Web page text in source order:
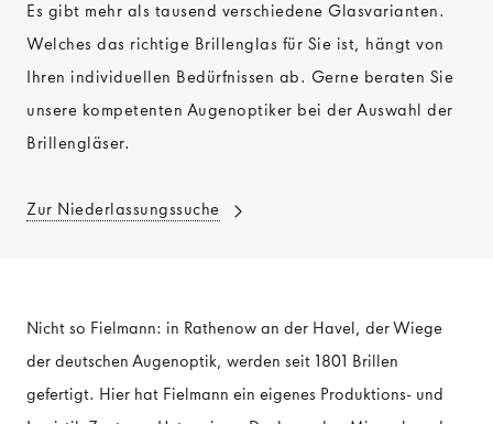
Es gibt mehr als tausend verschiedene Glasvarianten.
Welches das richtige Brillenglas für Sie ist, hängt von
Ihren individuellen Bedürfnissen ab. Gerne beraten Sie
unsere kompetenten Augenoptiker bei der Auswahl der
Brillengläser.
Zur Niederlassungssuche
Nicht so Fielmann: in Rathenow an der Havel, der Wiege
der deutschen Augenoptik, werden seit 1801 Brillen
gefertigt. Hier hat Fielmann ein eigenes Produktions- und